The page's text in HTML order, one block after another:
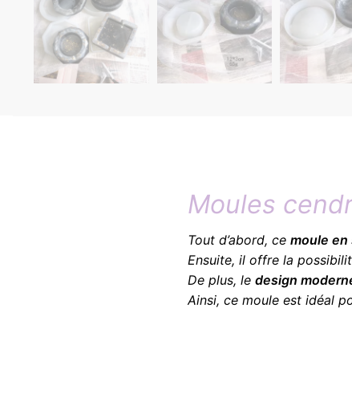
Moules
Tout d’abord, ce moule en
Ensuite, il offre la
De plus, le design
Ainsi, ce moule est idéal